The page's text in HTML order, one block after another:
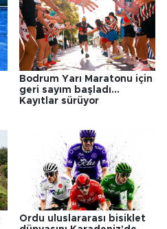
Bodrum Yarı Maratonu için
geri sayım başladı...
Kayıtlar sürüyor
Ordu uluslararası bisiklet